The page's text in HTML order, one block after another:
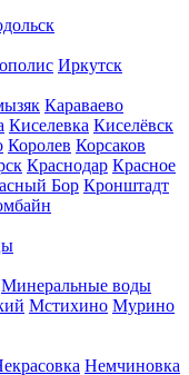
Иркутск
Караваево
Киселевка Киселёвск
Королев Корсаков
Краснодар Красное
Бор Кронштадт
Минеральные воды
Мстихино Мурино
Немчиновка